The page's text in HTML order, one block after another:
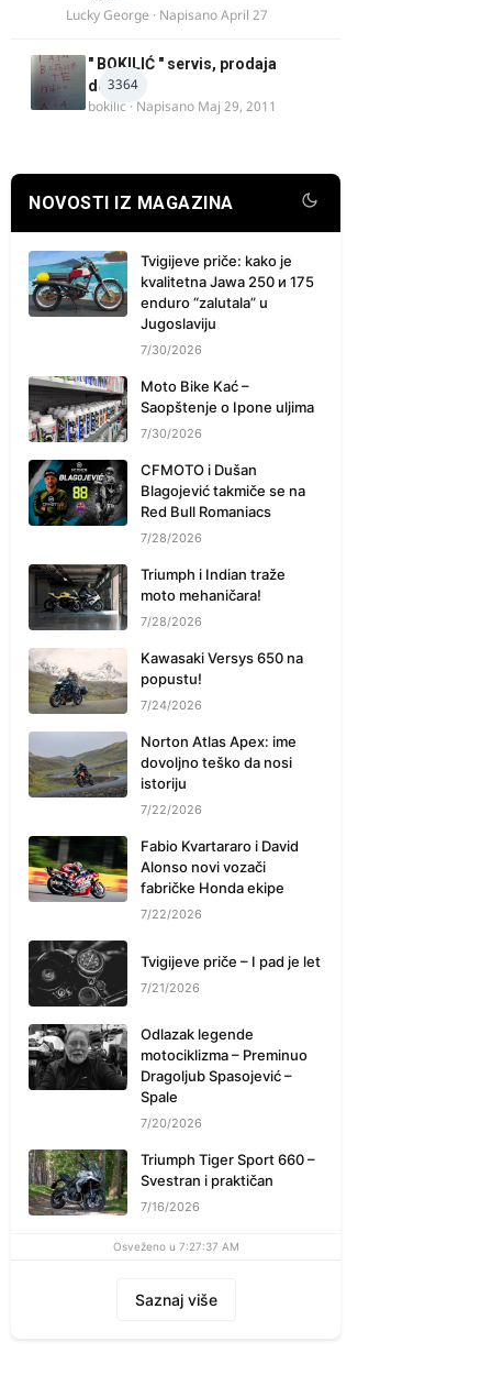
Lucky George · NapisanoApril 27
3364
" BOKILIĆ " servis, prodaja
delova
bokilic · Napisano Maj 29, 2011
NOVOSTI IZ MAGAZINA
Tvigijeve priče: kako je
kvalitetna Jawa 250 и 175
enduro “zalutala” u
Jugoslaviju
7/30/2026
Moto Bike Kać –
Saopštenje o Ipone uljima
7/30/2026
CFMOTO i Dušan
Blagojević takmiče se na
Red Bull Romaniacs
7/28/2026
Triumph i Indian traže
moto mehaničara!
7/28/2026
Kawasaki Versys 650 na
popustu!
7/24/2026
Norton Atlas Apex: ime
dovoljno teško da nosi
istoriju
7/22/2026
Fabio Kvartararo i David
Alonso novi vozači
fabričke Honda ekipe
7/22/2026
Tvigijeve priče – I pad je let
7/21/2026
Odlazak legende
motociklizma – Preminuo
Dragoljub Spasojević –
Spale
7/20/2026
Triumph Tiger Sport 660 –
Svestran i praktičan
7/16/2026
Osveženo u 7:27:37 AM
Saznaj više